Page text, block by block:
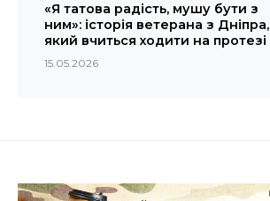
«Я татова радість, мушу бути з
ним»: історія ветерана з Дніпра,
який вчиться ходити на протезі
15.05.2026